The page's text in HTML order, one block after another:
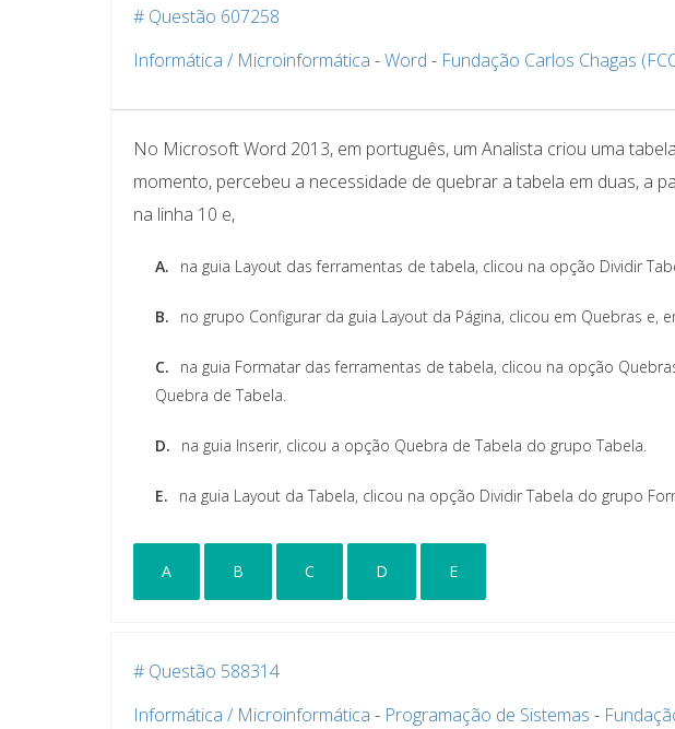
# Questão 607258
Informática / Microinformática -Word - Fundação Carlos Chagas
No Microsoft Word 2013, em português, um Analista criou uma
momento, percebeu a necessidade de quebrar a tabela em duas, a
na linha 10 e,
A. na guia Layout das ferramentas de tabela, clicou na opção Dividir
B. no grupo Configurar da guia Layout da Página, clicou em Quebras e,
C.
na guia Formatar das ferramentas de tabela, clicou na opção
Quebra de Tabela.
D. na guia Inserir, clicou a opção Quebra de Tabela do grupo Tabela.
E. na guia Layout da Tabela, clicou na opção Dividir Tabela do grupo
A B C D E
# Questão 588314
Informática / Microinformática - Programação de Sistemas -